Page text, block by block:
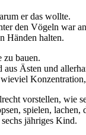
er das wollte.
den Vögeln war
Händen halten.
zu bauen.
aus Ästen und
vorstellen, wie
spielen,
jähriges Kind.